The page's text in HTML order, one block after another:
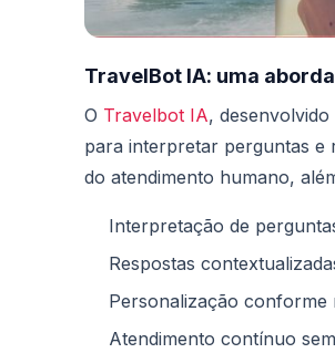
TravelBot IA: uma
O Travelbot IA,
para interpretar perguntas e
do atendimento humano,
Interpretação de
Respostas
Personalização conforme
Atendimento contínuo